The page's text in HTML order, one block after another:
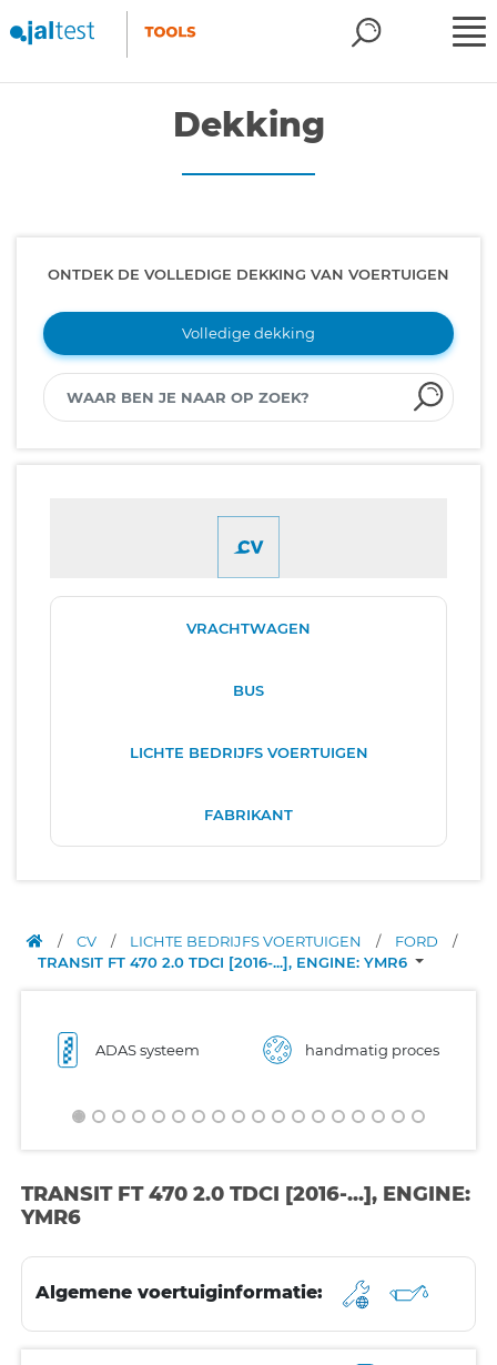
Dekking
ONTDEK DE VOLLEDIGE DEKKING VAN VOERTUIGEN
Volledige dekking
VRACHTWAGEN
BUS
LICHTE BEDRIJFS VOERTUIGEN
FABRIKANT
/ CV / LICHTE BEDRIJFS VOERTUIGEN / FORD
/
TRANSIT FT 470 2.0 TDCI [2016-...], ENGINE: YMR6
ADAS systeem handmatig proces
TRANSIT FT 470 2.0 TDCI [2016-...], ENGINE:
YMR6
Algemene voertuiginformatie: